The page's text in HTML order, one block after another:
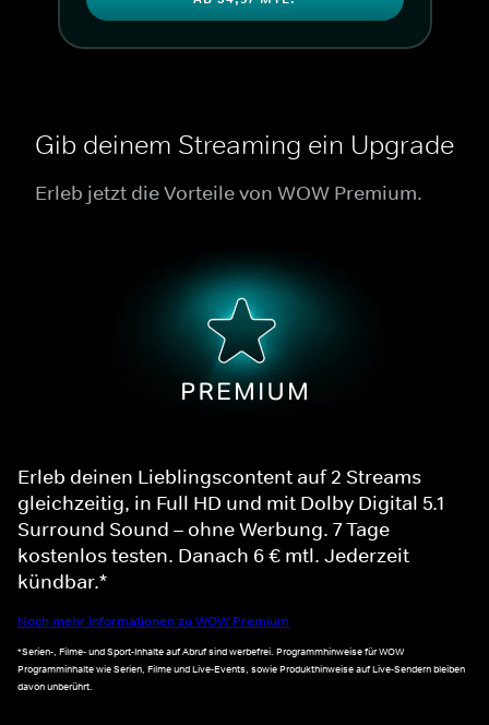
Gib deinem Streaming ein Upgrade
Erleb jetzt die Vorteile von WOW Premium.
Erleb deinen Lieblingscontent auf 2 Streams
gleichzeitig, in Full HD und mit Dolby Digital 5.1
Surround Sound – ohne Werbung. 7 Tage
kostenlos testen. Danach 6 € mtl. Jederzeit
kündbar.*
Noch mehr Informationen zu WOW Premium
*Serien-, Filme- und Sport-Inhalte auf Abruf sind werbefrei. Programmhinweise für WOW
Programminhalte wie Serien, Filme und Live-Events, sowie Produkthinweise auf Live-Sendern bleiben
davon unberührt.